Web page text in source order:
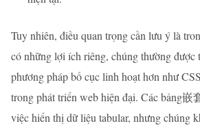
Tuy nhiên, điều quan trọng cần lưu ý là
có những lợi ích riêng, chúng thường được
phương pháp bố cục linh hoạt hơn như
trong phát triển web hiện đại. Các bảng嵌
việc hiển thị dữ liệu tabular, nhưng chúng